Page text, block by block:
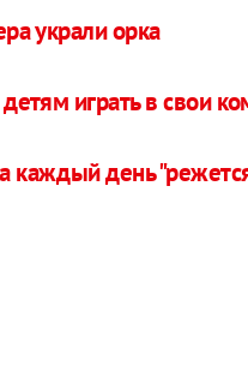
украли орка
играть в свои
каждый день